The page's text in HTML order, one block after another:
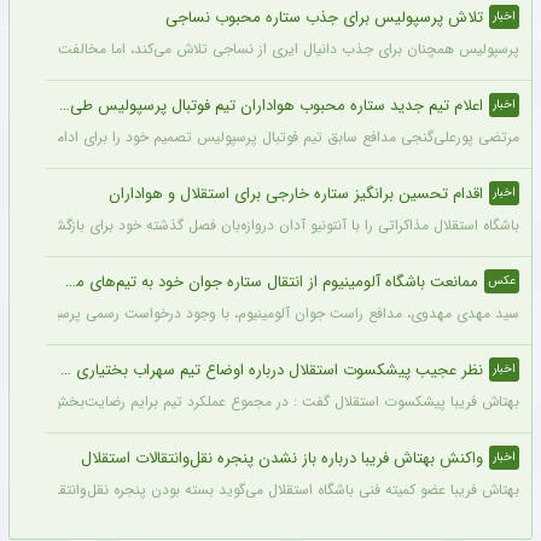
اخبار تلاش پرسپولیس برای جذب ستاره محبوب نساجی
پرسپولیس همچنان برای جذب دانیال ایری از نساجی تلاش می‌کند، اما مخالفت
اخبار اعلام تیم جدید ستاره محبوب هواداران تیم فوتبال پرسپولیس طی ۴۸ ساعت آینده
مرتضی پورعلی‌گنجی مدافع سابق تیم فوتبال پرسپولیس تصمیم خود را برای ادامه
اخبار اقدام تحسین برانگیز ستاره خارجی برای استقلال و هواداران
باشگاه استقلال مذاکراتی را با آنتونیو آدان دروازه‌بان فصل گذشته خود برای بازگشت یه
عکس ممانعت باشگاه آلومینیوم از انتقال ستاره جوان خود به تیم‌های مدعی + عکس
سید مهدی مهدوی، مدافع راست جوان آلومینیوم، با وجود درخواست رسمی پرسپولیس،
اخبار نظر عجیب پیشکسوت استقلال درباره اوضاع تیم سهراب بختیاری زاده + جزئیات
بهتاش فریبا پیشکسوت استقلال گفت : در مجموع عملکرد تیم برایم رضایت‌بخش بود.
اخبار واکنش بهتاش فریبا درباره باز نشدن پنجره نقل‌وانتقالات استقلال
بهتاش فریبا عضو کمیته فنی باشگاه استقلال می‌گوید بسته بودن پنجره